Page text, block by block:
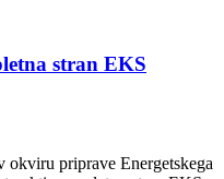
stran EKS
priprave Energetskega